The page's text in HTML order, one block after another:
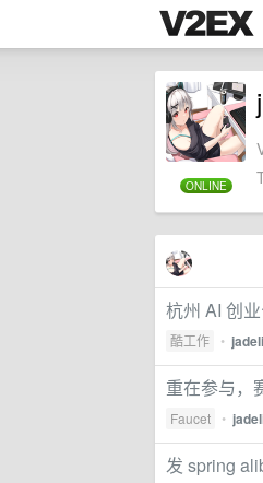
ONLINE
杭州 AI 创
酷工作 •
重在参与，
Faucet •
发 spring